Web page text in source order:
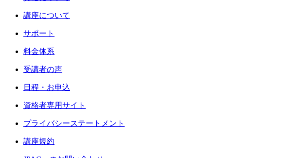
講座について
サポート
料金体系
受講者の声
日程・お申込
資格者専用サイト
プライバシーステートメント
講座規約